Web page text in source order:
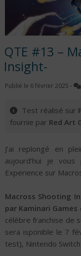
QTE #13 –
Insight-
Publié le 6 février 2025 -
Test réalisé sur
fournie par Red Art
J’ai replongé en
aujourd’hui je
Experience sur
Macross Shooting
par Kaminari Games
célèbre franchise de
sera isponible le 7
test), Nintendo